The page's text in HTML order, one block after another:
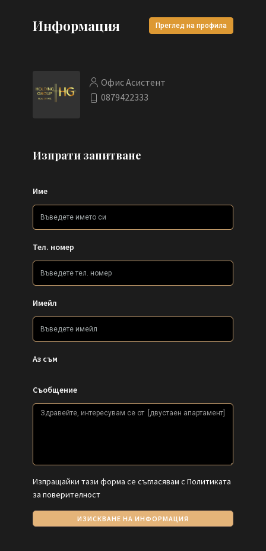
Информация Преглед на профила
Офис Асистент
0879422333
Изпрати запитване
Име
Тел. номер
Имейл
Аз съм
Съобщение
Изпращайки тази форма се съгласявам с Политиката
за поверителност
ИЗИСКВАНЕ НА ИНФОРМАЦИЯ